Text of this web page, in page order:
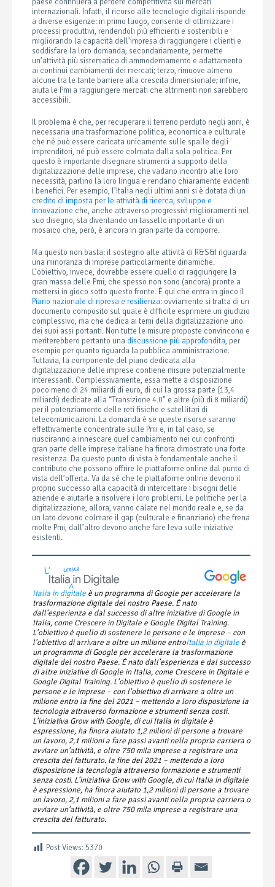
internazionali. Infatti, il ricorso alle tecnologie digitali risponde
a diverse esigenze: in primo luogo, consente di ottimizzare i
processi produttivi, rendendoli più efficienti e sostenibili e
migliorando la capacità dell’impresa di raggiungere i clienti e
soddisfare la loro domanda; secondariamente, permette
un’attività più sistematica di ammodernamento e adattamento
ai continui cambiamenti dei mercati; terzo, rimuove almeno
alcune tra le tante barriere alla crescita dimensionale; infine,
aiuta le Pmi a raggiungere mercati che altrimenti non sarebbero
accessibili.
Il problema è che, per recuperare il terreno perduto negli anni, è
necessaria una trasformazione politica, economica e culturale
che né può essere caricata unicamente sulle spalle degli
imprenditori, né può essere colmata dalla sola politica. Per
questo è importante disegnare strumenti a supporto della
digitalizzazione delle imprese, che vadano incontro alle loro
necessità, parlino la loro lingua e rendano chiaramente evidenti
i benefici. Per esempio, l’Italia negli ultimi anni si è dotata di un
credito di imposta per le attività di ricerca, sviluppo e
innovazione che, anche attraverso progressivi miglioramenti nel
suo disegno, sta diventando un tassello importante di un
mosaico che, però, è ancora in gran parte da comporre.
Ma questo non basta: il sostegno alle attività di R&S&I riguarda
una minoranza di imprese particolarmente dinamiche.
L’obiettivo, invece, dovrebbe essere quello di raggiungere la
gran massa delle Pmi, che spesso non sono (ancora) pronte a
mettersi in gioco sotto questo fronte. È qui che entra in gioco il
Piano nazionale di ripresa e resilienza: ovviamente si tratta di un
documento composito sul quale è difficile esprimere un giudizio
complessivo, ma che dedica ai temi della digitalizzazione uno
dei suoi assi portanti. Non tutte le misure proposte convincono e
meriterebbero pertanto una discussione più approfondita, per
esempio per quanto riguarda la pubblica amministrazione.
Tuttavia, la componente del piano dedicata alla
digitalizzazione delle imprese contiene misure potenzialmente
interessanti. Complessivamente, essa mette a disposizione
poco meno di 24 miliardi di euro, di cui la grossa parte (13,4
miliardi) dedicate alla “Transizione 4.0” e altre (più di 8 miliardi)
per il potenziamento delle reti fisiche e satellitari di
telecomunicazioni. La domanda è se queste risorse saranno
effettivamente concentrate sulle Pmi e, in tal caso, se
riusciranno a innescare quel cambiamento nei cui confronti
gran parte delle imprese italiane ha finora dimostrato una forte
resistenza. Da questo punto di vista è fondamentale anche il
contributo che possono offrire le piattaforme online dal punto di
vista dell’offerta. Va da sé che le piattaforme online devono il
proprio successo alla capacità di intercettare i bisogni delle
aziende e aiutarle a risolvere i loro problemi. Le politiche per la
digitalizzazione, allora, vanno calate nel mondo reale e, se da
un lato devono colmare il gap (culturale e finanziario) che frena
molte Pmi, dall’altro devono anche fare leva sulle iniziative
esistenti.
Italia in digitaleè un programma di Google per accelerare la
trasformazione digitale del nostro Paese. È nato
dall’esperienza e dal successo di altre iniziative di Google in
Italia, come Crescere in Digitale e Google Digital Training.
L’obiettivo è quello di sostenere le persone e le imprese – con
l’obiettivo di arrivare a oltre un milione entroItalia in digitale è
un programma di Google per accelerare la trasformazione
digitale del nostro Paese. È nato dall’esperienza e dal successo
di altre iniziative di Google in Italia, come Crescere in Digitale e
Google Digital Training. L’obiettivo è quello di sostenere le
persone e le imprese – con l’obiettivo di arrivare a oltre un
milione entro la fine del 2021 – mettendo a loro disposizione la
tecnologia attraverso formazione e strumenti senza costi.
L’iniziativa Grow with Google, di cuiItalia in digitaleè
espressione, ha finora aiutato 1,2 milioni di persone a trovare
un lavoro, 2,1 milioni a fare passi avanti nella propria carriera o
avviare un’attività, e oltre 750 mila imprese a registrare una
crescita del fatturato. la fine del 2021 – mettendo a loro
disposizione la tecnologia attraverso formazione e strumenti
senza costi. L’iniziativa Grow with Google, di cui Italia in digitale
è espressione, ha finora aiutato 1,2 milioni di persone a trovare
un lavoro, 2,1 milioni a fare passi avanti nella propria carriera o
avviare un’attività, e oltre 750 mila imprese a registrare una
crescita del fatturato.
Post Views: 5370